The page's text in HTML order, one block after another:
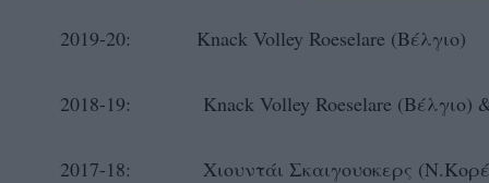
2019-20: Knack Volley Roeselare (Βέλγιο)
2018-19: Knack Volley Roeselare (Βέλγιο)
2017-18: Χιουντάι Σκαιγουοκερς